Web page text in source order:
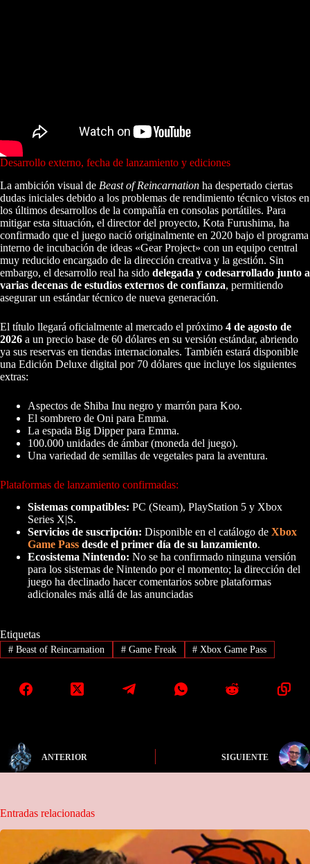
Desarrollo externo, fecha de lanzamiento y ediciones
La ambición visual de Beast of Reincarnation ha despertado ciertas
dudas iniciales debido a los problemas de rendimiento técnico vistos en
los últimos desarrollos de la compañía en consolas portátiles. Para
mitigar esta situación, el director del proyecto, Kota Furushima, ha
confirmado que el juego nació originalmente en 2020 bajo el programa
interno de incubación de ideas «Gear Project» con un equipo central
muy reducido encargado de la dirección creativa y la gestión. Sin
embargo, el desarrollo real ha sido delegada y codesarrollado junto a
varias decenas de estudios externos de confianza, permitiendo
asegurar un estándar técnico de nueva generación.
El título llegará oficialmente al mercado el próximo 4 de agosto de
2026 a un precio base de 60 dólares en su versión estándar, abriendo
ya sus reservas en tiendas internacionales. También estará disponible
una Edición Deluxe digital por 70 dólares que incluye los siguientes
extras:
Aspectos de Shiba Inu negro y marrón para Koo.
El sombrero de Oni para Emma.
La espada Big Dipper para Emma.
100.000 unidades de ámbar (moneda del juego).
Una variedad de semillas de vegetales para la aventura.
Plataformas de lanzamiento confirmadas:
Sistemas compatibles: PC (Steam), PlayStation 5 y Xbox
Series X|S.
Servicios de suscripción: Disponible en el catálogo de Xbox
Game Pass desde el primer día de su lanzamiento.
Ecosistema Nintendo: No se ha confirmado ninguna versión
para los sistemas de Nintendo por el momento; la dirección del
juego ha declinado hacer comentarios sobre plataformas
adicionales más allá de las anunciadas
Etiquetas
#Beast of Reincarnation #Game Freak # Xbox Game Pass
ANTERIOR SIGUIENTE
Entradas relacionadas